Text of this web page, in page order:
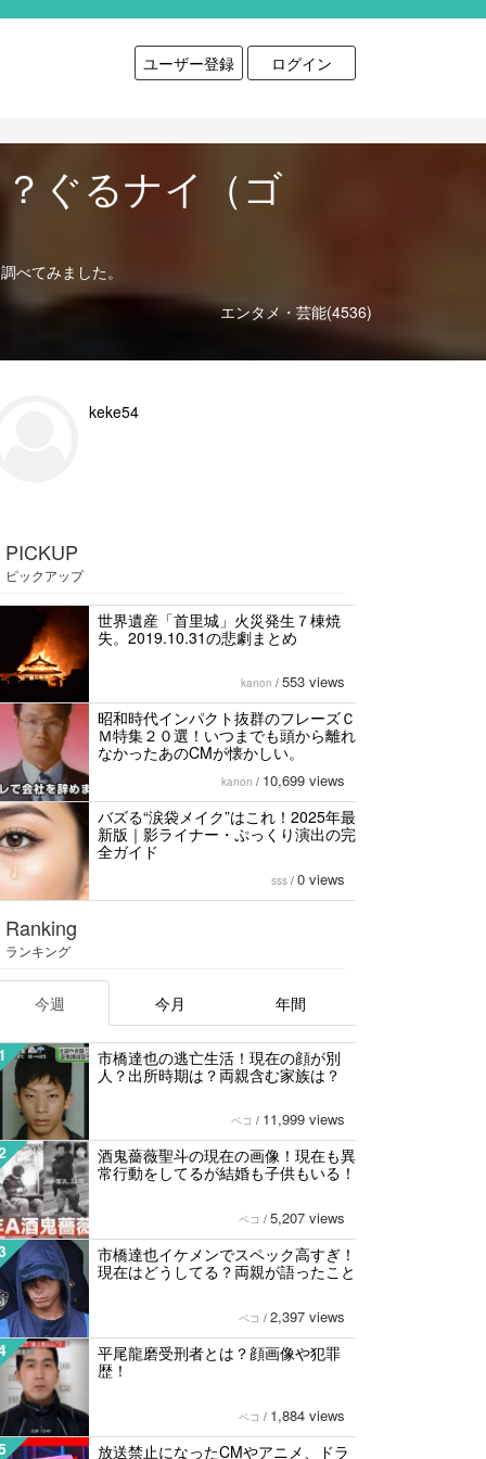
ユーザー登録 ログイン
ぐるナイ（ゴ
べてみました。
エンタメ・芸能(4536)
keke54
PICKUP
ピックアップ
世界遺産「首里城」火災発生７棟焼
失。2019.10.31の悲劇まとめ
kanon / 553 views
昭和時代インパクト抜群のフレーズＣ
Ｍ特集２０選！いつまでも頭から離れ
なかったあのCMが懐かしい。
kanon / 10,699 views
バズる“涙袋メイク”はこれ！2025年最
新版｜影ライナー・ぷっくり演出の完
全ガイド
sss / 0 views
Ranking
ランキング
今週 今月 年間
市橋達也の逃亡生活！現在の顔が別
人？出所時期は？両親含む家族は？
ペコ / 11,999 views
酒鬼薔薇聖斗の現在の画像！現在も異
常行動をしてるが結婚も子供もいる！
ペコ / 5,207 views
市橋達也イケメンでスペック高すぎ！
現在はどうしてる？両親が語ったこと
ペコ / 2,397 views
平尾龍磨受刑者とは？顔画像や犯罪
歴！
ペコ / 1,884 views
放送禁止になったCMやアニメ、ドラ